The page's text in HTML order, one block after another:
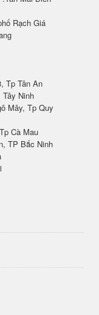
Rạch Giá
Tp Tân An
Tây Ninh
Mây, Tp Quy
Cà Mau
TP Bắc Ninh